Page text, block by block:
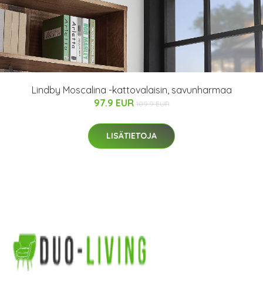
Lindby Moscalina -kattovalaisin, savunharmaa
97.9 EUR 109.9 EUR
LISÄTIETOJA